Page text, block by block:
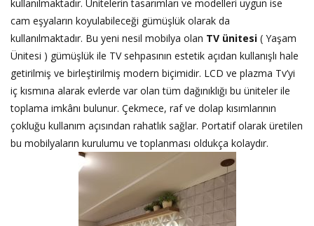
kullanılmaktadır. Ünitelerin tasarımları ve modelleri uygun ise
cam eşyaların koyulabileceği gümüşlük olarak da
kullanılmaktadır. Bu yeni nesil mobilya olan TV ünitesi ( Yaşam
Ünitesi ) gümüşlük ile TV sehpasının estetik açıdan kullanışlı hale
getirilmiş ve birleştirilmiş modern biçimidir. LCD ve plazma Tv’yi
iç kısmına alarak evlerde var olan tüm dağınıklığı bu üniteler ile
toplama imkânı bulunur. Çekmece, raf ve dolap kısımlarının
çokluğu kullanım açısından rahatlık sağlar. Portatif olarak üretilen
bu mobilyaların kurulumu ve toplanması oldukça kolaydır.